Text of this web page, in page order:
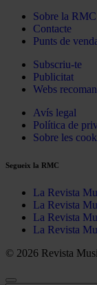
Sobre la RMC
Contacte
Punts de
Subscriu-te
Publicitat
Webs
Avís legal
Política de
Sobre les
Segueix la RMC
La Revista
La Revista
La Revista
La Revista
© 2026 Revista